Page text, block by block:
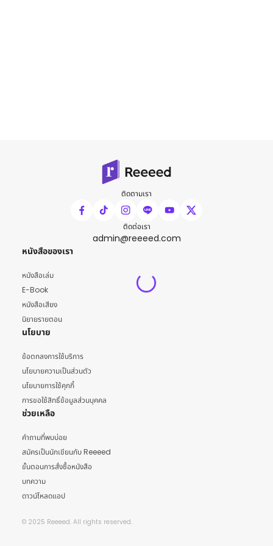
ติดตามเรา
ติดต่อเรา
admin@reeeed.com
หนังสือของเรา
หนังสือเล่ม
E-Book
หนังสือเสียง
นิยายรายตอน
นโยบาย
ข้อตกลงการใช้บริการ
นโยบายความเป็นส่วนตัว
นโยบายการใช้คุกกี้
การขอใช้สิทธิ์ข้อมูลส่วนบุคคล
ช่วยเหลือ
คำถามที่พบบ่อย
สมัครเป็นนักเขียนกับ Reeeed
ขั้นตอนการสั่งซื้อหนังสือ
บทความ
ดาวน์โหลดแอป
© 2025 Reeeed. All rights reserved.